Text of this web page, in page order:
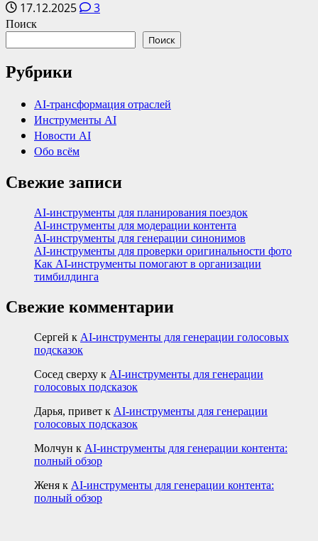
17.12.2025 3
Поиск
Поиск
Рубрики
AI-трансформация отраслей
Инструменты AI
Новости AI
Обо всём
Свежие записи
AI-инструменты для планирования поездок
AI-инструменты для модерации контента
AI-инструменты для генерации синонимов
AI-инструменты для проверки оригинальности фото
Как AI-инструменты помогают в организации
тимбилдинга
Свежие комментарии
Сергей к AI-инструменты для генерации голосовых
подсказок
Сосед сверху к AI-инструменты для генерации
голосовых подсказок
Дарья, привет к AI-инструменты для генерации
голосовых подсказок
Молчун к AI-инструменты для генерации контента:
полный обзор
Женя к AI-инструменты для генерации контента:
полный обзор